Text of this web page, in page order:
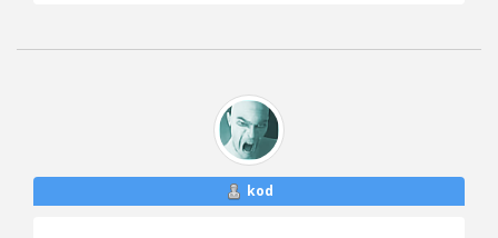
kod